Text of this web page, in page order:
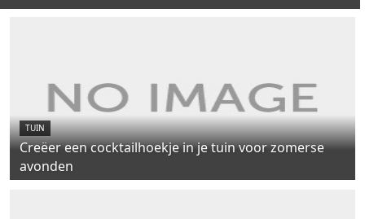
TUIN
Creëer een cocktailhoekje in je tuin voor zomerse
avonden